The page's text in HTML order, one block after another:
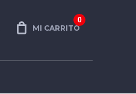
0
MI CARRITO